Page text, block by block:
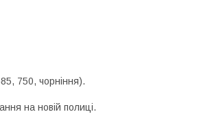
750, чорніння).
на новій полиці.